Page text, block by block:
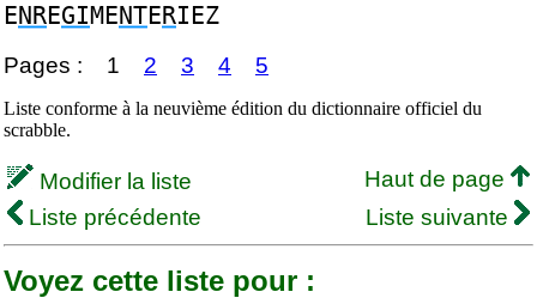
ENREGIMENTERIEZ
Pages : 1 2 3 4 5
Liste conforme à la neuvième édition du dictionnaire officiel du
scrabble.
Modifier la liste
Haut de page
Liste précédente
Liste suivante
Voyez cette liste pour :